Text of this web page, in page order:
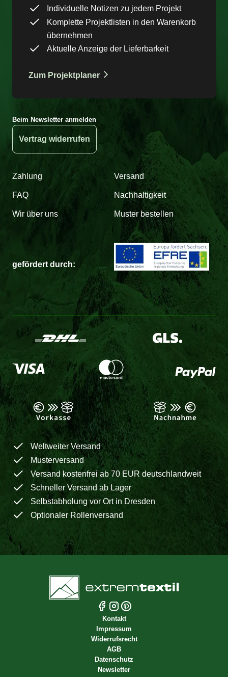
Individuelle Notizen zu jedem Projekt
Komplette Projektlisten in den Warenkorb
übernehmen
Aktuelle Anzeige der Lieferbarkeit
Zum Projektplaner
Beim Newsletter anmelden
Vertrag widerrufen
Zahlung Versand
FAQ Nachhaltigkeit
Wir über uns Muster bestellen
gefördert durch:
Weltweiter Versand
Musterversand
Versand kostenfrei ab 70 EUR deutschlandweit
Schneller Versand ab Lager
Selbstabholung vor Ort in Dresden
Optionaler Rollenversand
Kontakt
Impressum
Widerrufsrecht
AGB
Datenschutz
Newsletter